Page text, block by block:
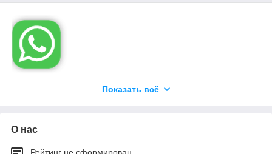
Вне зависимости от типа вашего автомобиля, вы сможете
свойств, которые
помогают улучшить
Показать всё
О нас